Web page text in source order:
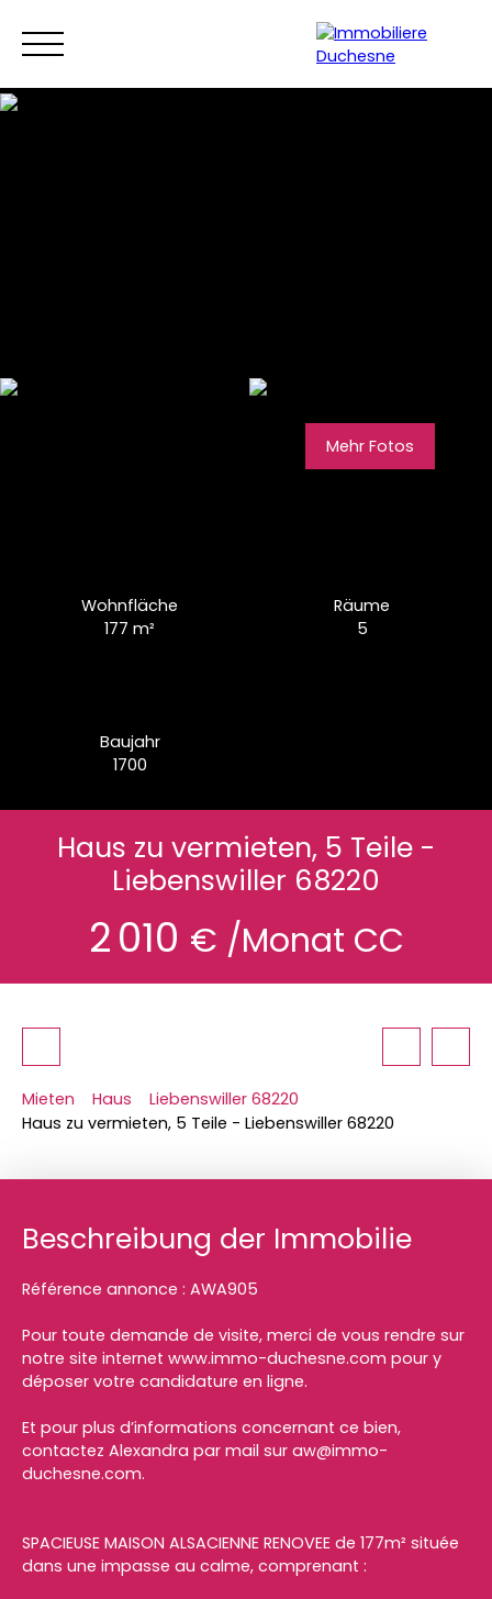
Mehr Fotos
Wohnfläche
177m²
Räume
5
Baujahr
1700
Haus zu vermieten, 5 Teile -
Liebenswiller 68220
2 010 € /Monat CC
Mieten Haus
Liebenswiller 68220
Haus zu vermieten, 5 Teile - Liebenswiller 68220
Beschreibung der Immobilie
Référence annonce : AWA905
Pour toute demande de visite, merci de vous rendre sur
notre site internet www.immo-duchesne.com pour y
déposer votre candidature en ligne.
Et pour plus d’informations concernant ce bien,
contactez Alexandra par mail sur aw@immo-
duchesne.com.
SPACIEUSE MAISON ALSACIENNE RENOVEE de 177m² située
dans une impasse au calme, comprenant :